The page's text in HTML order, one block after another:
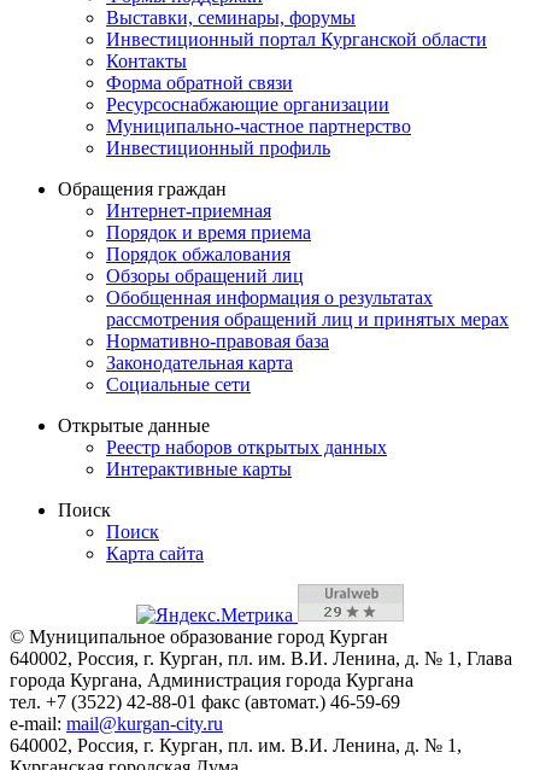
Выставки, семинары, форумы
Инвестиционный портал Курганской области
Контакты
Форма обратной связи
Ресурсоснабжающие организации
Муниципально-частное партнерство
Инвестиционный профиль
Обращения граждан
Интернет-приемная
Порядок и время приема
Порядок обжалования
Обзоры обращений лиц
Обобщенная информация о результатах
рассмотрения обращений лиц и принятых мерах
Нормативно-правовая база
Законодательная карта
Социальные сети
Открытые данные
Реестр наборов открытых данных
Интерактивные карты
Поиск
Поиск
Карта сайта
© Муниципальное образование город Курган
640002, Россия, г. Курган, пл. им. В.И. Ленина, д. № 1, Глава
города Кургана, Администрация города Кургана
тел. +7 (3522) 42-88-01 факс (автомат.) 46-59-69
e-mail: mail@kurgan-city.ru
640002, Россия, г. Курган, пл. им. В.И. Ленина, д. № 1,